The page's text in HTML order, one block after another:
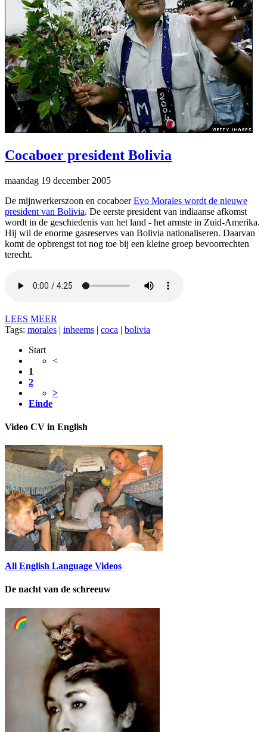
Cocaboer president Bolivia
maandag 19 december 2005
De mijnwerkerszoon en cocaboerEvo Morales wordt de nieuwe
president van Bolivia. De eerste president van indiaanse afkomst
wordt in de geschiedenis van het land - het armste in Zuid-Amerika.
Hij wil de enorme gasreserves van Bolivia nationaliseren. Daarvan
komt de opbrengst tot nog toe bij een kleine groep bevoorrechten
terecht.
LEES MEER
Tags: morales | inheems | coca | bolivia
Start
<
1
2
>
Einde
Video CV in English
All English Language Videos
De nacht van de schreeuw